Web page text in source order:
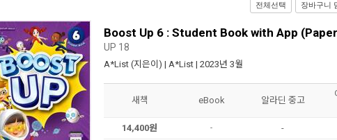
전체선택 장바구니
Boost Up 6 : Student Book with App
UP 18
A*List (지은이) | A*List | 2023년 3월
새책 eBook 알라딘 중고
14,400원 - -